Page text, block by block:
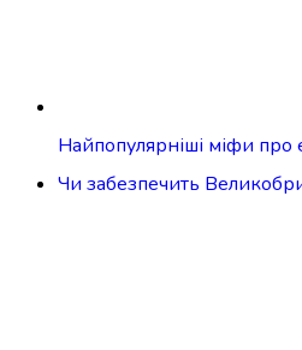
Найпопулярніші міфи про
Чи забезпечить